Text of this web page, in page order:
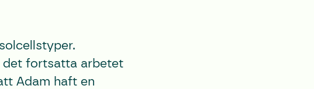
det fortsatta arbetet
Adam haft en